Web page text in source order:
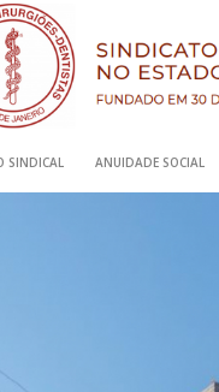
SINDICAL ANUIDADE SOCIAL